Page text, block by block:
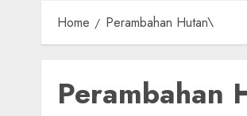
Home Perambahan Hutan\
Perambahan